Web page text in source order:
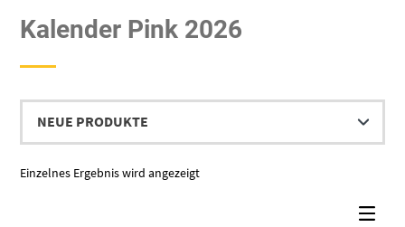
–
Kalender Pink 2026
Einzelnes Ergebnis wird angezeigt